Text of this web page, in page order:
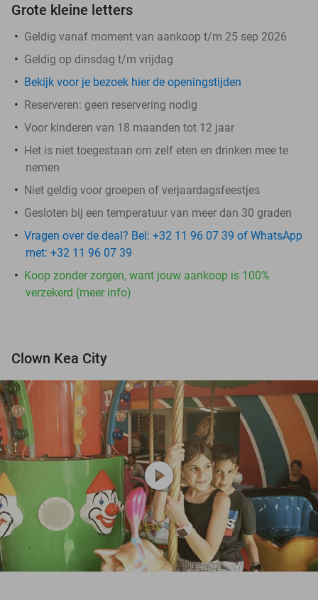
Grote kleine letters
Geldig vanaf moment van aankoop t/m 25 sep 2026
Geldig op dinsdag t/m vrijdag
Bekijk voor je bezoek hier de openingstijden
Reserveren: geen reservering nodig
Voor kinderen van 18 maanden tot 12 jaar
Het is niet toegestaan om zelf eten en drinken mee te
nemen
Niet geldig voor groepen of verjaardagsfeestjes
Gesloten bij een temperatuur van meer dan 30 graden
Vragen over de deal? Bel: +32 11 96 07 39 of WhatsApp
met: +32 11 96 07 39
Koop zonder zorgen, want jouw aankoop is 100%
verzekerd (meer info)
Clown Kea City
play_circle